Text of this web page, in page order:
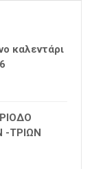
καλεντάρι
ΤΡΙΩΝ